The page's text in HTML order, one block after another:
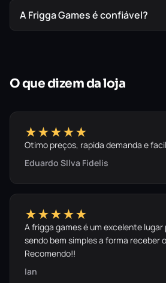
O que a sua
Base Completo – PS4)
Apague as
Adquira o seu jogo agora
A Frigga Games é confiável?
O que dizem da loja
★★★★★
Otimo preços, rapida demanda e
Eduardo SIlva Fidelis
★★★★★
A frigga games é um excelente
sendo bem simples a forma receber
Recomendo!!
Ian